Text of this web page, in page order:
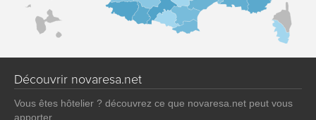
Découvrir novaresa.net
Vous êtes hôtelier ? découvrez ce que novaresa.net peut vous
apporter.